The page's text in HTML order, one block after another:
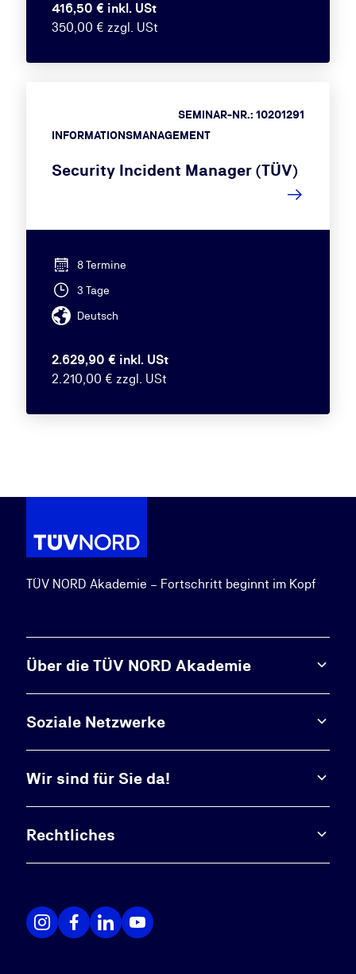
416,50 € inkl. USt
350,00 € zzgl. USt
INFORMATIONSMANAGEMENT
SEMINAR-NR.: 10201291
Security Incident Manager (TÜV)
8 Termine
3 Tage
Deutsch
2.629,90 € inkl. USt
2.210,00 € zzgl. USt
TÜV NORD Akademie – Fortschritt beginnt im Kopf
Über die TÜV NORD Akademie
Soziale Netzwerke
Wir sind für Sie da!
Rechtliches